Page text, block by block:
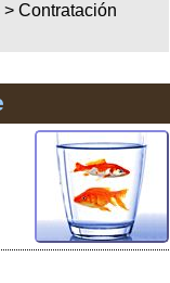
>Contratación